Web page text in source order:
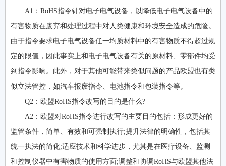
A1：RoHS指令针对电子电气设备，以降低电子电气设备中的
有害物质在废弃和处理过程中对人类健康和环境安全造成的危险。
由于指令要求电子电气设备任一均质材料中的有害物质不得超过规
定的限值，因此事实上和电子电气设备有关的原材料、零部件均受
到指令影响。此外，对于其他可能带来类似问题的产品欧盟也有类
似立法管控，如汽车报废指令、电池指令和包装指令等。
Q2：欧盟RoHS指令改写的目的是什么?
A2：欧盟对RoHS指令进行改写的主要目的包括：形成更好的
监管条件，简单、有效和可强制执行;提升法律的明确性，包括其
统一执法的简化;适应技术和科学进步，尤其是在医疗设备、监测
和控制仪器中有害物质的使用方面;调整和协调RoHS与欧盟其他法